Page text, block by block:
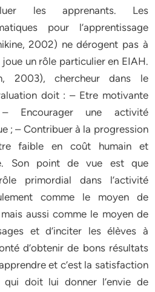
les apprenants. Les
pour l’apprentissage
2002) ne dérogent pas à
un rôle particulier en EIAH.
2003), chercheur dans le
doit : – Etre motivante
Encourager une activité
; – Contribuer à la progression
faible en coût humain et
Son point de vue est que
primordial dans l’activité
comme le moyen de
aussi comme le moyen de
et d’inciter les élèves à
d’obtenir de bons résultats
et c’est la satisfaction
qui doit lui donner l’envie de